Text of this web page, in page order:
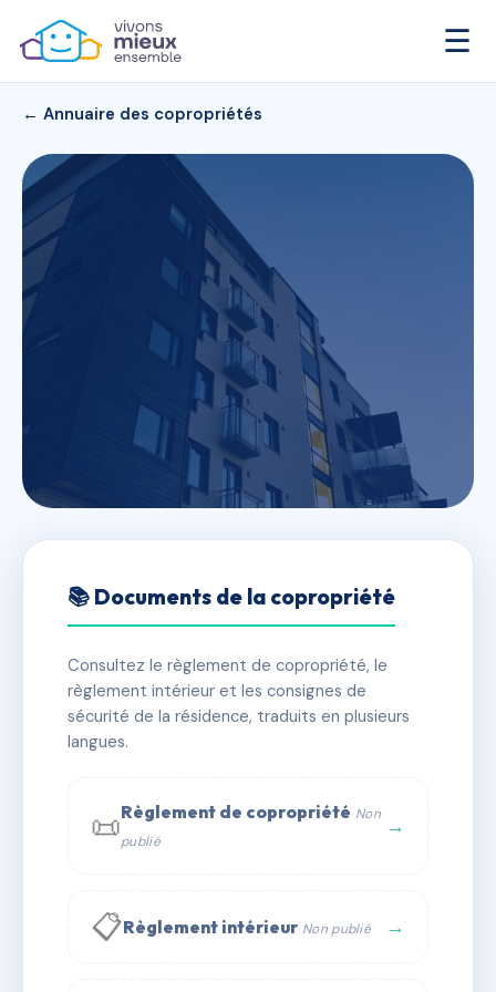
☰
← Annuaire des copropriétés
74 rue du Général de Gaulle
BART
📍 74 Rue du Général de Gaulle 25420 Bart
✓ Immatriculée 🏠 10 lots 🏗 1 bâtiment(s)
📞 Contacter Syndic Digital 💬 WhatsApp
✉ Email
📚 Documents de la copropriété
Consultez le règlement de copropriété, le
règlement intérieur et les consignes de
sécurité de la résidence, traduits en plusieurs
langues.
📜Règlement de copropriété Non
publié
→
📋Règlement intérieur Non publié →